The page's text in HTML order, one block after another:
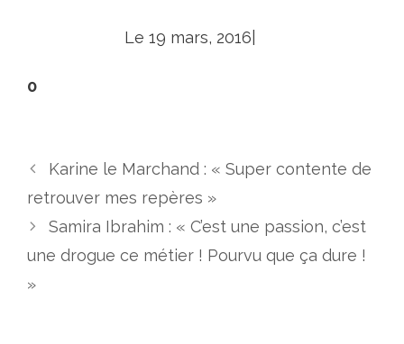
Le 19 mars, 2016|
0
Karine le Marchand : « Super contente de
retrouver mes repères »
Samira Ibrahim : « C’est une passion, c’est
une drogue ce métier ! Pourvu que ça dure !
»